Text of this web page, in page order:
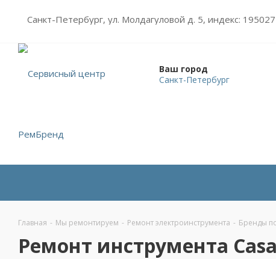
Санкт-Петербург, ул. Молдагуловой д. 5, индекс: 195027
Ваш город
Санкт-Петербург
Главная - Мы ремонтируем - Ремонт электроинструмента - Бренды
Ремонт инструмента